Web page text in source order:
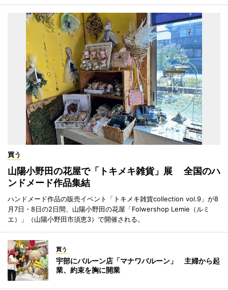
買う
山陽小野田の花屋で「トキメキ雑貨」展 全国のハ
ンドメード作品集結
ハンドメード作品の販売イベント「トキメキ雑貨collection vol.9」が8
月7日・8日の2日間、山陽小野田の花屋「Folwershop Lemie（ルミ
エ）」（山陽小野田市須恵3）で開催される。
買う
宇部にバルーン店「マナワバルーン」 主婦から起
業、約束を胸に開業